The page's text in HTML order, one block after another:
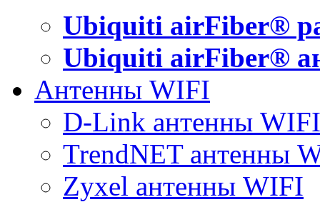
Ubiquiti airFiber®
Ubiquiti airFiber®
Антенны WIFI
D-Link антенны WIFI
TrendNET антенны
Zyxel антенны WIFI